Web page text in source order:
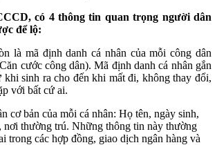
có 4 thông tin quan trọng người dân
để lộ:
là mã định danh cá nhân của mỗi công dân
cước công dân). Mã định danh cá nhân gắn
sinh ra cho đến khi mất đi, không thay đổi,
với bất cứ ai.
cơ bản của mỗi cá nhân: Họ tên, ngày sinh,
nơi thường trú. Những thông tin này thường
trong các hợp đồng, giao dịch ngân hàng và